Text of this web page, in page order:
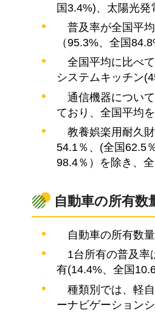
国3.4%)、太陽光発
普及率が全国平
（95.3%、全国
全 国平均に比べ
システムキッチン
通信機器につい
ており、全国平均
教養娯楽用耐久
54.1％、(全国62.5
98.4％）を除き、
自動車の所有数
自動車の所有数
1台所有の普及率
有(14.4%、全国
種類別では、軽
ーナビゲーション